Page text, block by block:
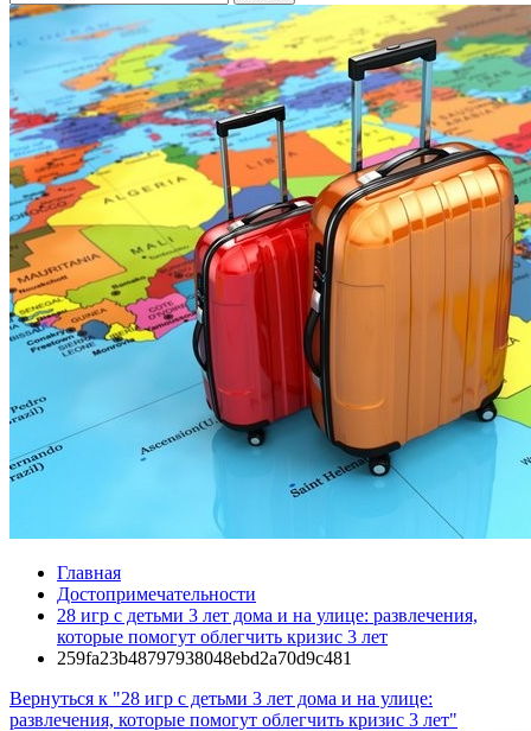
Главная
Достопримечательности
28 игр с детьми 3 лет дома и на улице: развлечения,
которые помогут облегчить кризис 3 лет
259fa23b48797938048ebd2a70d9c481
Вернуться к "28 игр с детьми 3 лет дома и на улице:
развлечения, которые помогут облегчить кризис 3 лет"